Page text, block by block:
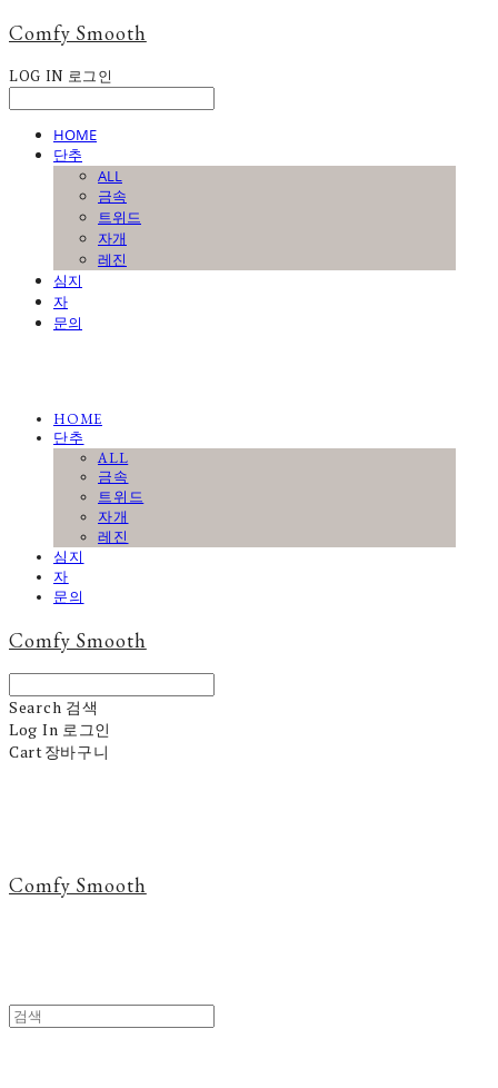
Comfy Smooth
LOG IN 로그인
HOME
단추
ALL
금속
트위드
자개
레진
심지
자
문의
HOME
단추
ALL
금속
트위드
자개
레진
심지
자
문의
Comfy Smooth
Search 검색
Log In 로그인
Cart장바구니
Comfy Smooth